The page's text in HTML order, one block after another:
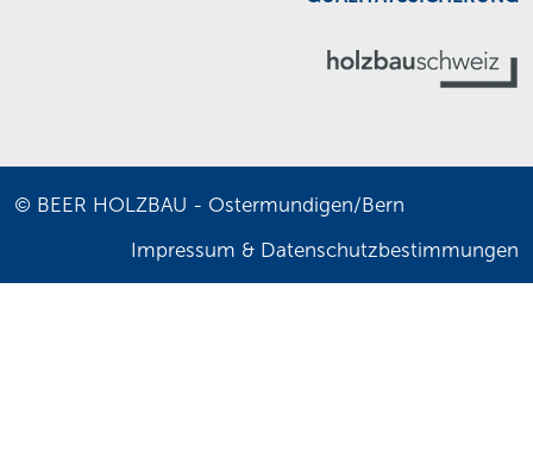
© BEER HOLZBAU - Ostermundigen/Bern
Impressum & Datenschutzbestimmungen